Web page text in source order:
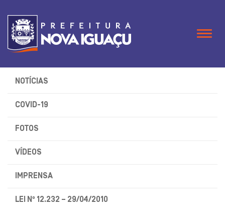
NOTÍCIAS
COVID-19
FOTOS
VÍDEOS
IMPRENSA
LEI Nº 12.232 – 29/04/2010